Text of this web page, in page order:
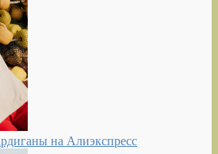
на Алиэкспресс